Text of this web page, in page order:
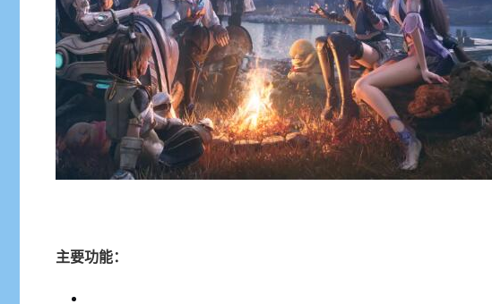
主要功能：